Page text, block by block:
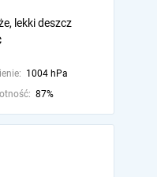
lekki deszcz
1004 hPa
87%